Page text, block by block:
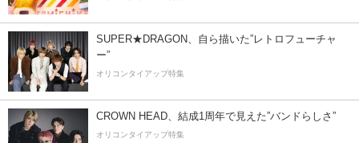
SUPER★DRAGON、自ら描いた”レトロフューチャ
ー”
オリコンタイアップ特集
CROWN HEAD、結成1周年で見えた”バンドらしさ”
オリコンタイアップ特集